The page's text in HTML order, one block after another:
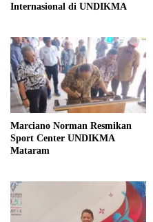
Internasional di UNDIKMA
Marciano Norman Resmikan
Sport Center UNDIKMA
Mataram